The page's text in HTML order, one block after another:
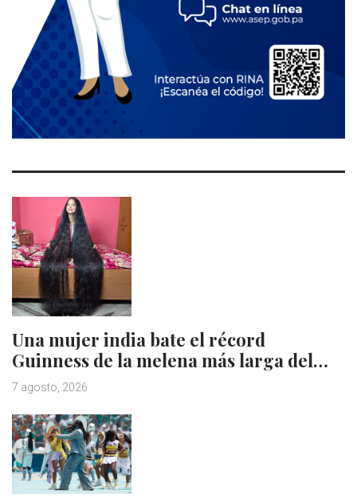
Una mujer india bate el récord
Guinness de la melena más larga del…
7 agosto, 2026